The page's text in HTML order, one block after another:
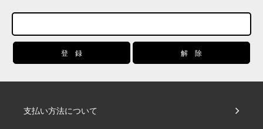
支払い方法について